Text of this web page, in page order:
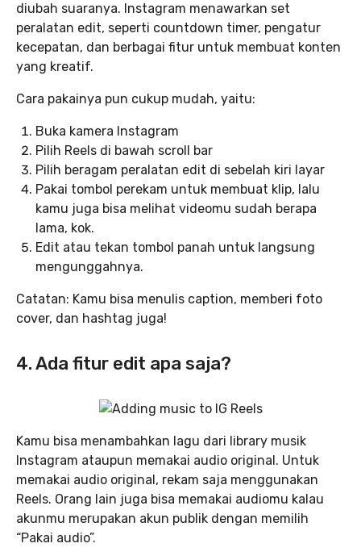
diubah suaranya. Instagram menawarkan set
peralatan edit, seperti countdown timer, pengatur
kecepatan, dan berbagai fitur untuk membuat konten
yang kreatif.
Cara pakainya pun cukup mudah, yaitu:
Buka kamera Instagram
Pilih Reels di bawah scroll bar
Pilih beragam peralatan edit di sebelah kiri layar
Pakai tombol perekam untuk membuat klip, lalu
kamu juga bisa melihat videomu sudah berapa
lama, kok.
Edit atau tekan tombol panah untuk langsung
mengunggahnya.
Catatan: Kamu bisa menulis caption, memberi foto
cover, dan hashtag juga!
4. Ada fitur edit apa saja?
Kamu bisa menambahkan lagu dari library musik
Instagram ataupun memakai audio original. Untuk
memakai audio original, rekam saja menggunakan
Reels. Orang lain juga bisa memakai audiomu kalau
akunmu merupakan akun publik dengan memilih
“Pakai audio”.